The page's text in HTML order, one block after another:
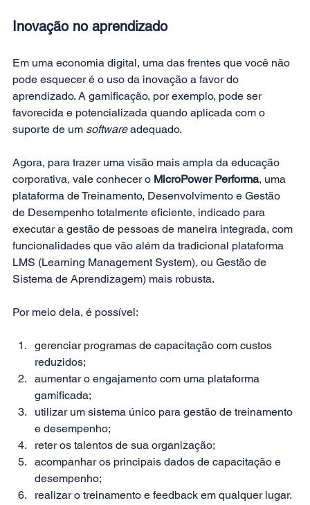
Inovação no aprendizado
Em uma economia digital, uma das frentes que você não
pode esquecer é o uso da inovação a favor do
aprendizado. A gamificação, por exemplo, pode ser
favorecida e potencializada quando aplicada com o
suporte de um software adequado.
Agora, para trazer uma visão mais ampla da educação
corporativa, vale conhecer o MicroPower Performa, uma
plataforma de Treinamento, Desenvolvimento e Gestão
de Desempenho totalmente eficiente, indicado para
executar a gestão de pessoas de maneira integrada, com
funcionalidades que vão além da tradicional plataforma
LMS (Learning Management System), ou Gestão de
Sistema de Aprendizagem) mais robusta.
Por meio dela, é possível:
gerenciar programas de capacitação com custos
reduzidos;
aumentar o engajamento com uma plataforma
gamificada;
utilizar um sistema único para gestão de treinamento
e desempenho;
reter os talentos de sua organização;
acompanhar os principais dados de capacitação e
desempenho;
realizar o treinamento e feedback em qualquer lugar.